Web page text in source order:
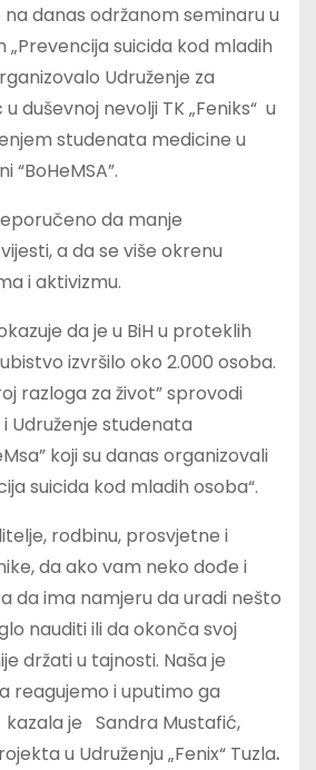
danas održanom seminaru u
„Prevencija suicida kod mladih
Udruženje za
duševnoj nevolji TK „Feniks“ u
studenata medicine u
“BoHeMSA”.
da manje
a da se više okrenu
i aktivizmu.
da je u BiH u proteklih
izvršilo oko 2.000 osoba.
razloga za život” sprovodi
i Udruženje studenata
koji su danas organizovali
suicida kod mladih osoba“.
rodbinu, prosvjetne i
da ako vam neko dođe i
da ima namjeru da uradi nešto
nauditi ili da okonča svoj
držati u tajnosti. Naša je
reagujemo i uputimo ga
je Sandra Mustafić,
u Udruženju „Fenix“ Tuzla.